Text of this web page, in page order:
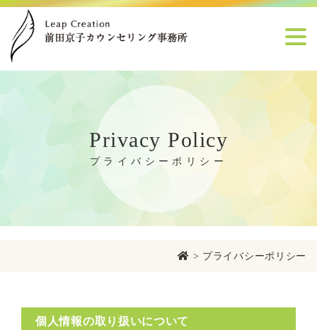
Privacy Policy
プライバシーポリシー
> プライバシーポリシー
個人情報の取り扱いについて